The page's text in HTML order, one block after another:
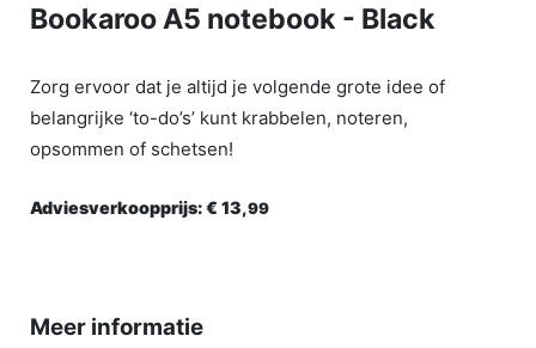
Bookaroo A5 notebook - Black
Zorg ervoor dat je altijd je volgende grote idee of
belangrijke ‘to-do’s’ kunt krabbelen, noteren,
opsommen of schetsen!
Adviesverkoopprijs:€ 13,99
Meer informatie